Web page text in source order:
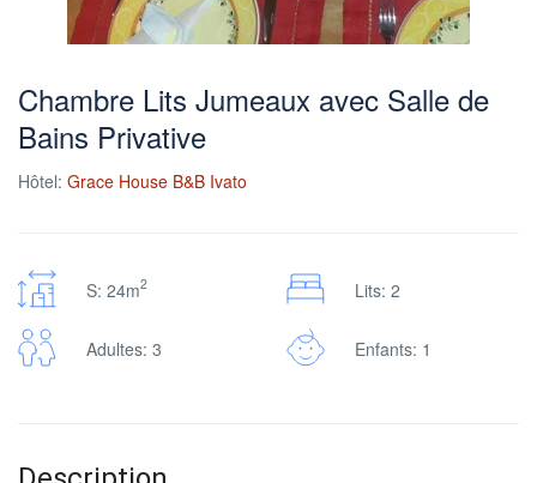
Chambre Lits Jumeaux avec Salle de
Bains Privative
Hôtel: Grace House B&B Ivato
S: 24m2 Lits: 2
Adultes: 3 Enfants: 1